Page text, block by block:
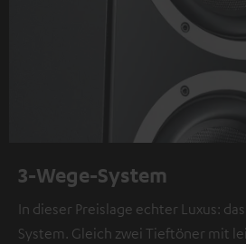
3-Wege-System
In dieser Preislage echter Luxus:
System. Gleich zwei Tieftöner mit